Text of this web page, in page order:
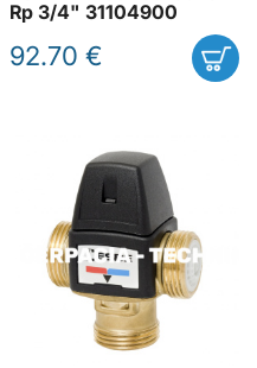
Rp 3/4" 31104900
92.70 €